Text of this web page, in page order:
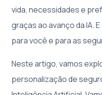
vida, necessidades e
graças ao avanço da IA.
para você e para as
Neste artigo, vamos
personalização de